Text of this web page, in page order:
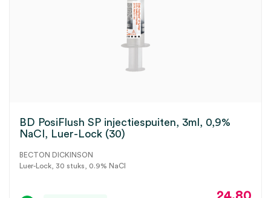
BD PosiFlush SP injectiespuiten, 3ml, 0,9%
NaCI, Luer-Lock (30)
BECTON DICKINSON
Luer-Lock, 30 stuks, 0.9% NaCl